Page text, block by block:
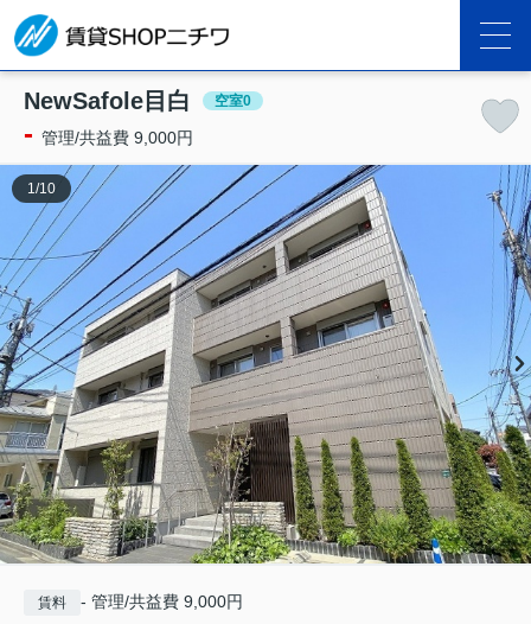
NewSafole目白 空室0
- 管理/共益費 9,000円
1 /10
賃料 - 管理/共益費 9,000円